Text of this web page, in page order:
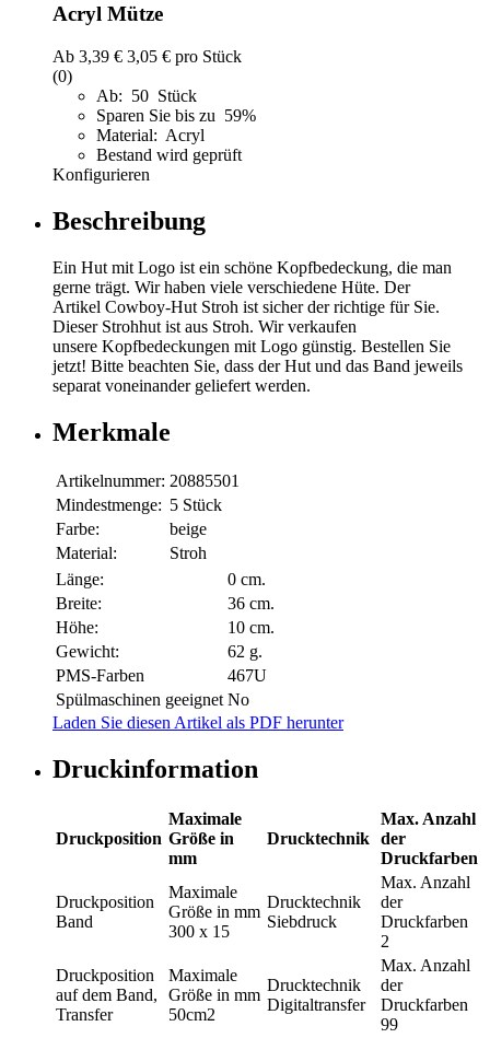
Acryl Mütze
Ab 3,39 € 3,05 € pro Stück
(0)
Ab: 50 Stück
Sparen Sie bis zu 59%
Material: Acryl
Bestand wird geprüft
Konfigurieren
Beschreibung
Ein Hut mit Logo ist ein schöne Kopfbedeckung, die man
gerne trägt. Wir haben viele verschiedene Hüte. Der
Artikel Cowboy-Hut Stroh ist sicher der richtige für Sie.
Dieser Strohhut ist aus Stroh. Wir verkaufen
unsere Kopfbedeckungen mit Logo günstig. Bestellen Sie
jetzt! Bitte beachten Sie, dass der Hut und das Band jeweils
separat voneinander geliefert werden.
Merkmale
Artikelnummer: 20885501
Mindestmenge: 5 Stück
Farbe:
beige
Material:
Stroh
Länge:
0 cm.
Breite:
36 cm.
Höhe:
10 cm.
Gewicht:
62 g.
PMS-Farben
467U
Spülmaschinen geeignet No
Laden Sie diesen Artikel als PDF herunter
Druckinformation
Druckposition
Maximale
Größe in
mm
Drucktechnik
Max. Anzahl
der
Druckfarben
Druckposition
Band
Maximale
Größe in mm
300 x 15
Drucktechnik
Siebdruck
Max. Anzahl
der
Druckfarben
2
Druckposition
auf dem Band,
Transfer
Maximale
Größe in mm
50cm2
Drucktechnik
Digitaltransfer
Max. Anzahl
der
Druckfarben
99